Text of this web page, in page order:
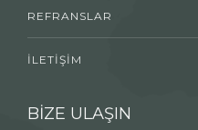
REFRANSLAR
İLETİŞİM
BİZE ULAŞIN